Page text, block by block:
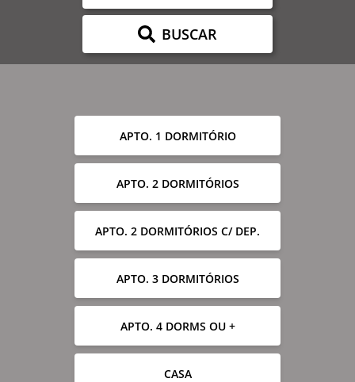
BUSCAR
APTO. 1 DORMITÓRIO
APTO. 2 DORMITÓRIOS
APTO. 2 DORMITÓRIOS C/ DEP.
APTO. 3 DORMITÓRIOS
APTO. 4 DORMS OU +
CASA